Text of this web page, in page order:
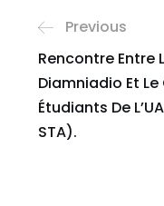
Previous
Rencontre Entre
Diamniadio Et
Étudiants De
STA).